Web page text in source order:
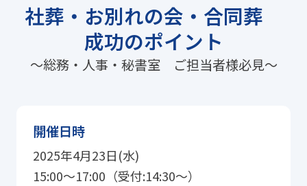
社葬・お別れの会・合同葬
成功のポイント
〜総務・人事・秘書室 ご担当者様必見〜
開催日時
2025年4月23日(水)
15:00〜17:00（受付:14:30〜）